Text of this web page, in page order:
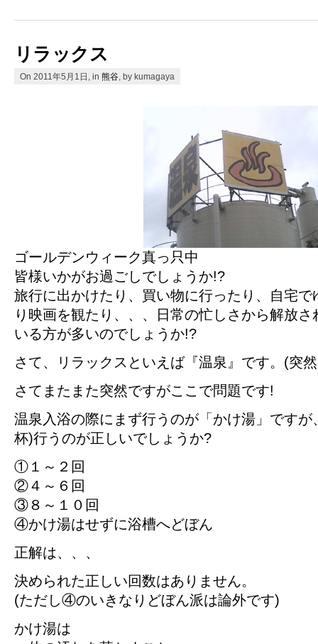
リラックス
On 2011年5月1日, in 熊谷 , by kumagaya
ゴールデンウィーク真っ只中
皆様いかがお過ごしでしょうか!?
旅行に出かけたり、買い物に行ったり、自宅
り映画を観たり、、、日常の忙しさから解放
いる方が多いのでしょうか!?
さて、リラックスといえば『温泉』です。(突
さてまたまた突然ですがここで問題です!
温泉入浴の際にまず行うのが「かけ湯」です
杯)行うのが正しいでしょうか?
①１～２回
②４～６回
③８～１０回
④かけ湯はせずに浴槽へどぼん
正解は、、、
決められた正しい回数はありません。
(ただし④のいきなりどぼん派は論外です)
かけ湯は